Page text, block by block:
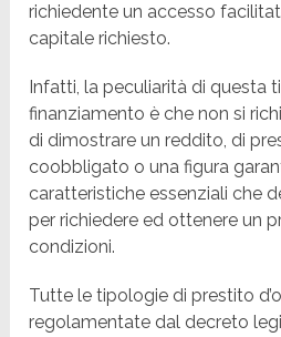
richiedente un accesso
capitale richiesto.
Infatti, la peculiarità di questa
finanziamento è che non si
di dimostrare un reddito, di
coobbligato o una figura
caratteristiche essenziali che
per richiedere ed ottenere un
condizioni.
Tutte le tipologie di prestito
regolamentate dal decreto